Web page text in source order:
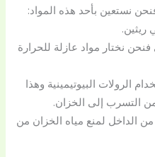
نستعين بأحد هذه المواد:
ريثين.
نختار مواد عازلة للحرارة
الرولات البيوتيمينية وهذا
من التسرب إلى الخزان.
الداخل لمنع مياه الخزان من